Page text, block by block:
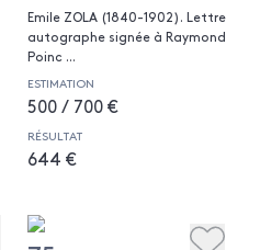
Emile ZOLA (1840-1902). Lettre
autographe signée à Raymond
Poinc ...
ESTIMATION
500 / 700 €
RÉSULTAT
644 €